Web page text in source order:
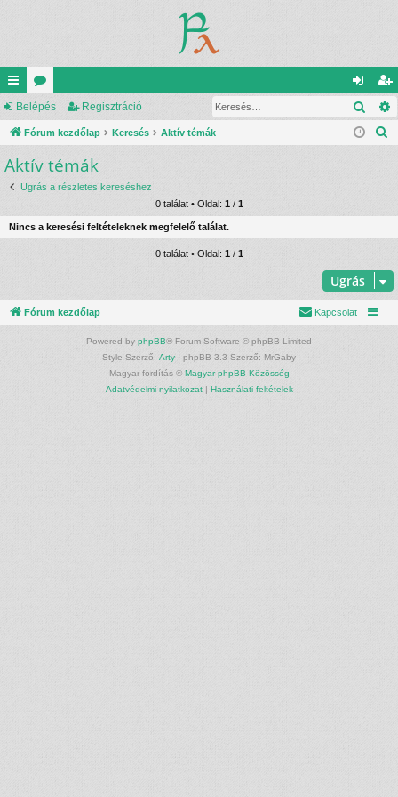
yo
rs
lin
ke
k
ór
u
m
ok
el
ép
eg
is
ió
Belépés Regisztráció
Fórum kezdőlap Keresés Aktív témák
Aktív témák
Ugrás a részletes kereséshez
0 találat • Oldal: 1 / 1
Nincs a keresési feltételeknek megfelelő találat.
0 találat • Oldal: 1 / 1
Ugrás
Fórum kezdőlap Kapcsolat
Powered by phpBB® Forum Software © phpBB Limited
Style Szerző: Arty - phpBB 3.3 Szerző: MrGaby
Magyar fordítás © Magyar phpBB Közösség
Adatvédelmi nyilatkozat| Használati feltételek